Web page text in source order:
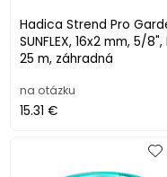
Hadica Strend Pro
SUNFLEX, 16x2 mm, 5/8",
25 m, záhradná
na otázku
15.31 €